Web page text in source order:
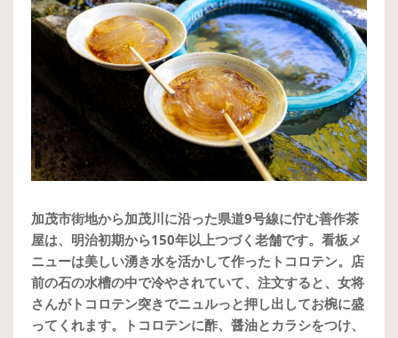
加茂市街地から加茂川に沿った県道9号線に佇む善作茶
屋は、明治初期から150年以上つづく老舗です。看板メ
ニューは美しい湧き水を活かして作ったトコロテン。店
前の石の水槽の中で冷やされていて、注文すると、女将
さんがトコロテン突きでニュルっと押し出してお椀に盛
ってくれます。トコロテンに酢、醤油とカラシをつけ、